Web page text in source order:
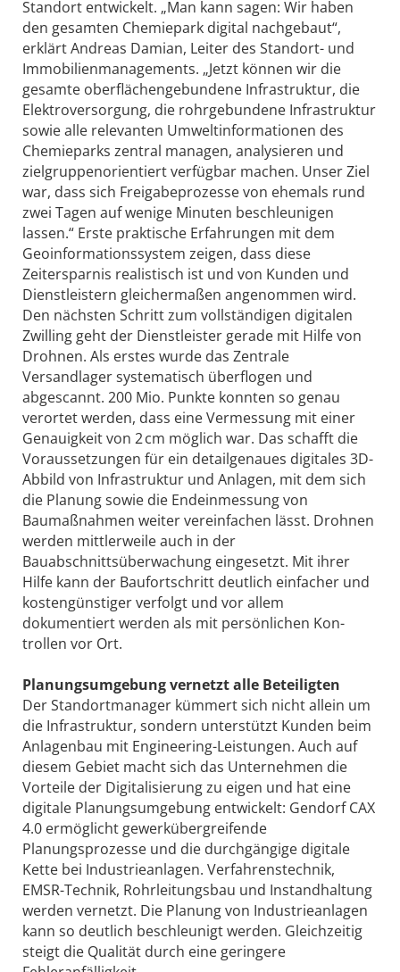
Standort entwickelt. „Man kann sagen: Wir haben
den gesamten Chemiepark digital nachgebaut“,
erklärt Andreas Damian, Leiter des Standort- und
Immobilienmanagements. „Jetzt können wir die
gesamte oberflächengebundene Infrastruktur, die
Elektroversorgung, die rohrgebundene Infrastruktur
sowie alle relevanten Umweltinformationen des
Chemieparks zentral managen, analysieren und
zielgruppenorientiert verfügbar machen. Unser Ziel
war, dass sich Freigabeprozesse von ehemals rund
zwei Tagen auf wenige Minuten beschleunigen
lassen.“ Erste praktische Erfahrungen mit dem
Geoinformationssystem zeigen, dass diese
Zeitersparnis realistisch ist und von Kunden und
Dienstleistern gleichermaßen angenommen wird.
Den nächsten Schritt zum vollständigen digitalen
Zwilling geht der Dienstleister gerade mit Hilfe von
Drohnen. Als erstes wurde das Zentrale
Versandlager systematisch überflogen und
abgescannt. 200 Mio. Punkte konnten so genau
verortet werden, dass eine Vermessung mit einer
Genauigkeit von 2 cm möglich war. Das schafft die
Voraussetzungen für ein detailgenaues digitales 3D-
Abbild von Infrastruktur und Anlagen, mit dem sich
die Planung sowie die Endeinmessung von
Baumaßnahmen weiter vereinfachen lässt. Drohnen
werden mittlerweile auch in der
Bauabschnittsüberwachung eingesetzt. Mit ihrer
Hilfe kann der Baufortschritt deutlich einfacher und
kostengünstiger verfolgt und vor allem
dokumentiert werden als mit persönlichen Kon­
trollen vor Ort.
Planungsumgebung vernetzt alle Beteiligten
Der Standortmanager kümmert sich nicht allein um
die Infrastruktur, sondern unterstützt Kunden beim
Anlagenbau mit Engineering-Leistungen. Auch auf
diesem Gebiet macht sich das Unternehmen die
Vorteile der Digitalisierung zu eigen und hat eine
digitale Planungsumgebung entwickelt: Gendorf CAX
4.0 ermöglicht gewerkübergreifende
Planungsprozesse und die durchgängige digitale
Kette bei Industrieanlagen. Verfahrenstechnik,
EMSR-Technik, Rohrleitungsbau und Instandhaltung
werden vernetzt. Die Planung von Industrieanlagen
kann so deutlich beschleunigt werden. Gleichzeitig
steigt die Qualität durch eine geringere